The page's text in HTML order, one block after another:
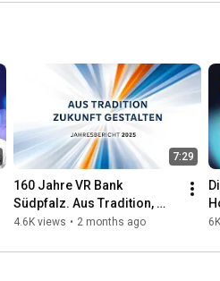
7:29
160 Jahre VR Bank
Südpfalz. Aus Tradition,
Zukunft gestalten.
4.6K views • 2 months ago